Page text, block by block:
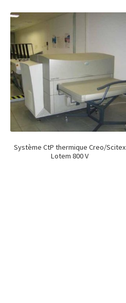
Système CtP thermique Creo/Scitex
Lotem 800 V